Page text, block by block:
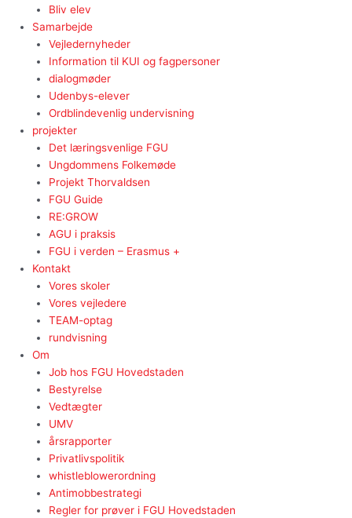
Bliv elev
Samarbejde
Vejledernyheder
Information til KUI og fagpersoner
dialogmøder
Udenbys-elever
Ordblindevenlig undervisning
projekter
Det læringsvenlige FGU
Ungdommens Folkemøde
Projekt Thorvaldsen
FGU Guide
RE:GROW
AGU i praksis
FGU i verden – Erasmus +
Kontakt
Vores skoler
Vores vejledere
TEAM-optag
rundvisning
Om
Job hos FGU Hovedstaden
Bestyrelse
Vedtægter
UMV
årsrapporter
Privatlivspolitik
whistleblowerordning
Antimobbestrategi
Regler for prøver i FGU Hovedstaden